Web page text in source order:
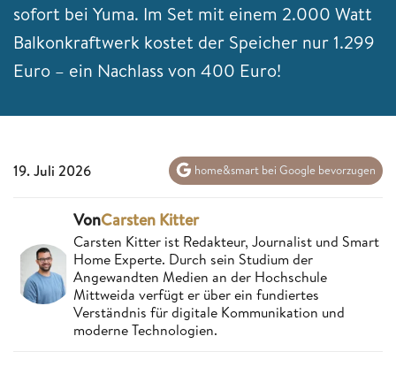
sofort bei Yuma. Im Set mit einem 2.000 Watt
Balkonkraftwerk kostet der Speicher nur 1.299
Euro – ein Nachlass von 400 Euro!
19. Juli 2026 home&smart bei Google bevorzugen
VonCarsten Kitter
Carsten Kitter ist Redakteur, Journalist und Smart
Home Experte. Durch sein Studium der
Angewandten Medien an der Hochschule
Mittweida verfügt er über ein fundiertes
Verständnis für digitale Kommunikation und
moderne Technologien.